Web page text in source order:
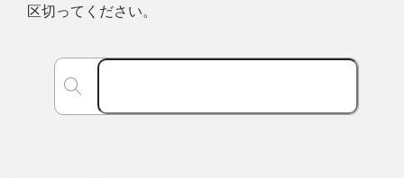
区切ってください。